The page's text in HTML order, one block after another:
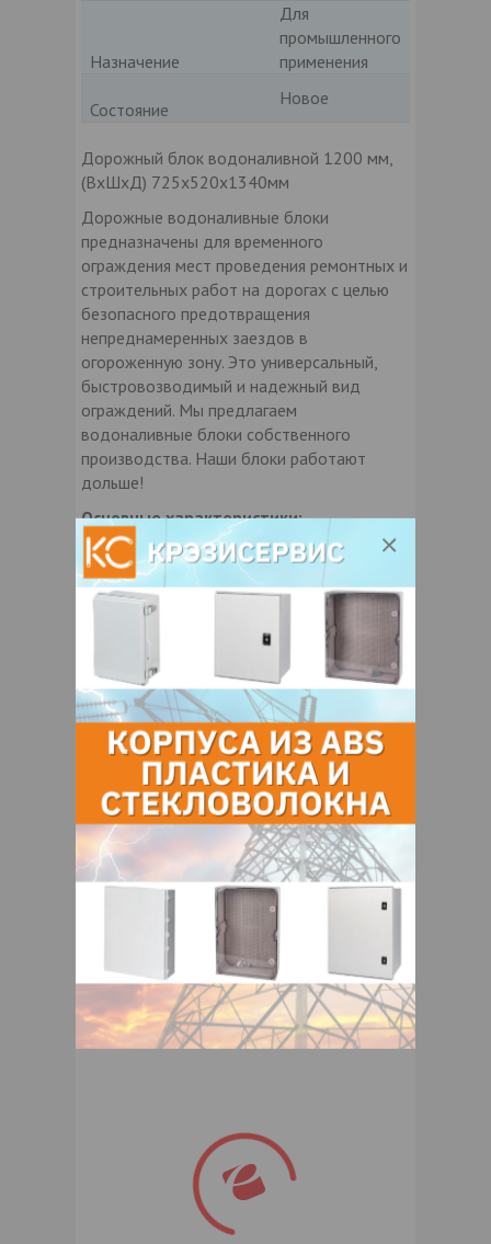
Назначение
Для
промышленного
применения
Состояние
Новое
Дорожный блок водоналивной 1200 мм,
(ВxШxД) 725x520x1340мм
Дорожные водоналивные блоки
предназначены для временного
ограждения мест проведения ремонтных и
строительных работ на дорогах с целью
безопасного предотвращения
непреднамеренных заездов в
огороженную зону. Это универсальный,
быстровозводимый и надежный вид
ограждений. Мы предлагаем
водоналивные блоки собственного
производства. Наши блоки работают
дольше!
Основные характеристики:
• высококачественный морозостойкий
полиэтилен;
• не подвержены коррозии;
• контрастная окраска (красные, белые,
желтые);
• возможность заполнения жидким или
сыпучим балластом, через специальные
отверстия;
• рабочий температурный режим
эксплуатации: от -30°С до +60°С.
Контакты продавца
Оставьте электронный заказ с помощью
кнопки "Заказать" и мы подберем для
Вас подходящую компанию
поставщика.